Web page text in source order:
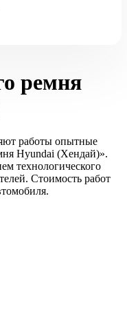
ремня
работы опытные
Hyundai (Хендай)».
технологического
Стоимость работ